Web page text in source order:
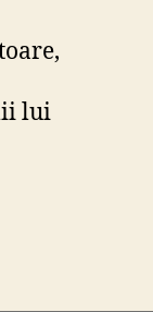
lui